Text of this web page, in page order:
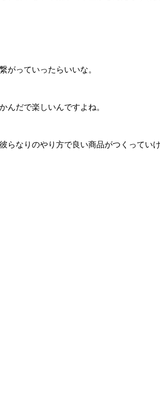
がっていったらいいな。
んだで楽しいんですよね。
らなりのやり方で良い商品がつくってい